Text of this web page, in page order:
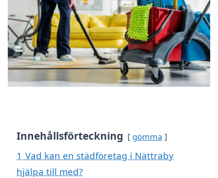
Innehållsförteckning gömma
1 Vad kan en städföretag i Nättraby
hjälpa till med?